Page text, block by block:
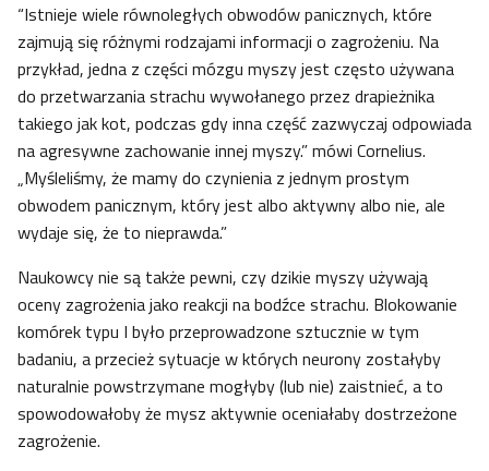
“Istnieje wiele równoległych obwodów panicznych, które
zajmują się różnymi rodzajami informacji o zagrożeniu. Na
przykład, jedna z części mózgu myszy jest często używana
do przetwarzania strachu wywołanego przez drapieżnika
takiego jak kot, podczas gdy inna część zazwyczaj odpowiada
na agresywne zachowanie innej myszy.” mówi Cornelius.
„Myśleliśmy, że mamy do czynienia z jednym prostym
obwodem panicznym, który jest albo aktywny albo nie, ale
wydaje się, że to nieprawda.”
Naukowcy nie są także pewni, czy dzikie myszy używają
oceny zagrożenia jako reakcji na bodźce strachu. Blokowanie
komórek typu I było przeprowadzone sztucznie w tym
badaniu, a przecież sytuacje w których neurony zostałyby
naturalnie powstrzymane mogłyby (lub nie) zaistnieć, a to
spowodowałoby że mysz aktywnie oceniałaby dostrzeżone
zagrożenie.